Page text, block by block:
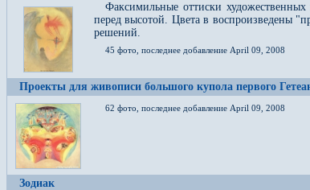
Факсимильные оттиски
перед высотой. Цвета в воспроизведены
решений.
45 фото, последнее добавление April 09, 2008
Проекты для живописи большого купола первого
62 фото, последнее добавление April 09, 2008
Зодиак